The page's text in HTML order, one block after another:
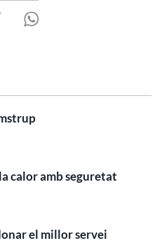
calor amb seguretat
el millor servei